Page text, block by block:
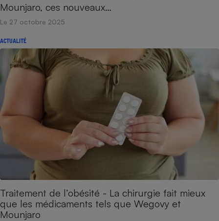
Mounjaro, ces nouveaux…
Le 27 octobre 2025
ACTUALITÉ
Traitement de l’obésité - La chirurgie fait mieux
que les médicaments tels que Wegovy et
Mounjaro